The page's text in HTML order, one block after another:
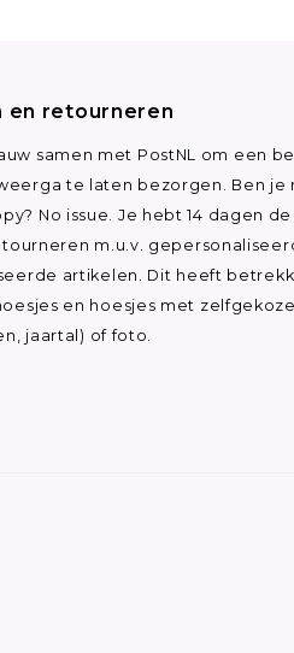
en retourneren
samen met PostNL om een
te laten bezorgen. Ben je
No issue. Je hebt 14 dagen
m.u.v.
artikelen. Dit heeft
en hoesjes met
jaartal) of foto.